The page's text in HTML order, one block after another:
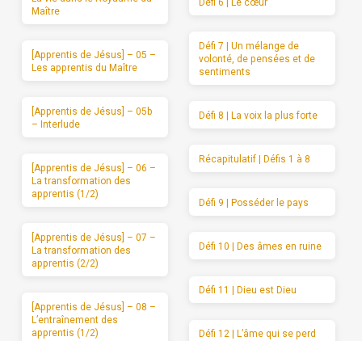
Maître
[Apprentis de Jésus] – 05 –
Les apprentis du Maître
[Apprentis de Jésus] – 05b
– Interlude
[Apprentis de Jésus] – 06 –
La transformation des
apprentis (1/2)
[Apprentis de Jésus] – 07 –
La transformation des
apprentis (2/2)
[Apprentis de Jésus] – 08 –
L’entraînement des
apprentis (1/2)
Défi 7 | Un mélange de
volonté, de pensées et de
sentiments
Défi 8 | La voix la plus forte
Récapitulatif | Défis 1 à 8
Défi 9 | Posséder le pays
Défi 10 | Des âmes en ruine
Défi 11 | Dieu est Dieu
Défi 12 | L’âme qui se perd